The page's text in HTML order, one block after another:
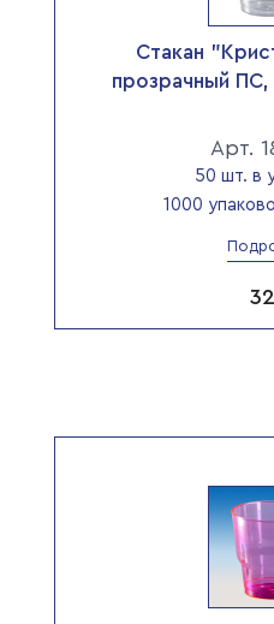
Стакан
прозрачный ПС,
Арт.
50 шт. в
1000